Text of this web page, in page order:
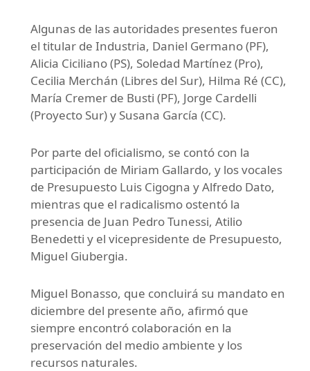
Algunas de las autoridades presentes fueron
el titular de Industria, Daniel Germano (PF),
Alicia Ciciliano (PS), Soledad Martínez (Pro),
Cecilia Merchán (Libres del Sur), Hilma Ré (CC),
María Cremer de Busti (PF), Jorge Cardelli
(Proyecto Sur) y Susana García (CC).
Por parte del oficialismo, se contó con la
participación de Miriam Gallardo, y los vocales
de Presupuesto Luis Cigogna y Alfredo Dato,
mientras que el radicalismo ostentó la
presencia de Juan Pedro Tunessi, Atilio
Benedetti y el vicepresidente de Presupuesto,
Miguel Giubergia.
Miguel Bonasso, que concluirá su mandato en
diciembre del presente año, afirmó que
siempre encontró colaboración en la
preservación del medio ambiente y los
recursos naturales.